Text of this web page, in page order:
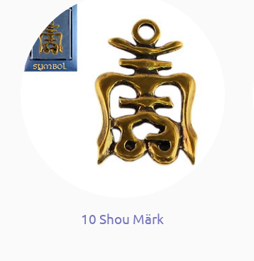
10 Shou Märk